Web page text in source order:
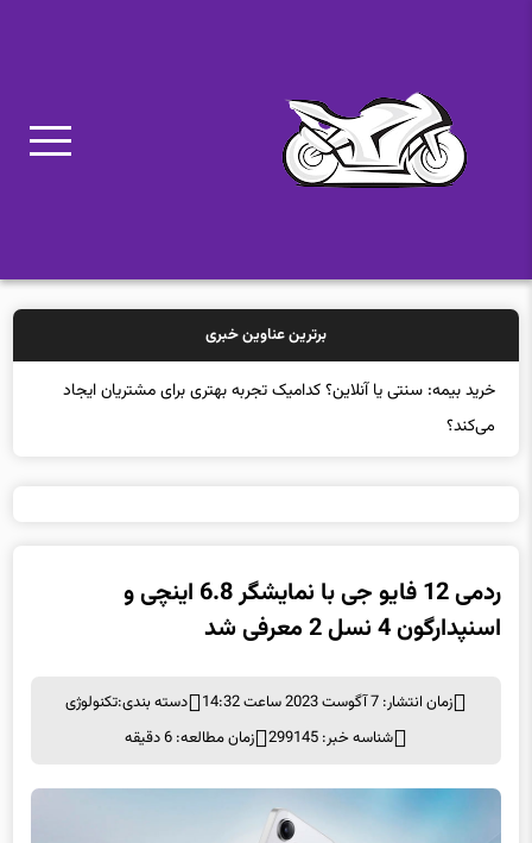
برترین عناوین خبری
خرید ب
اسنپدارگون 4 نسل 2 معرفی شد
شناسه خبر: 299145
زمان مطالعه: 6 دقیقه